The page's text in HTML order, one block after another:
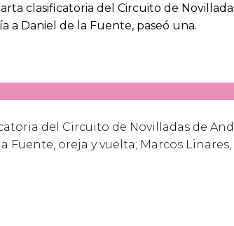
clasificatoria del Circuito de
a Daniel de la Fuente, paseó una.
del Circuito de Novilladas de
Fuente, oreja y vuelta; Marcos